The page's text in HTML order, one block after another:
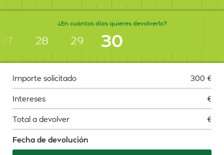
¿En cuántos días quieres devolverlo?
27 28 29 30
Importe solicitado 300 €
Intereses €
Total a devolver €
Fecha de devolución